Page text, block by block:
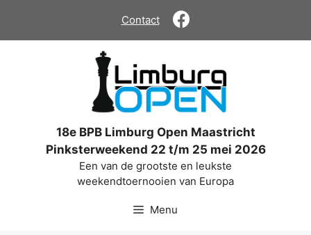
de
Contact
18e BPB Limburg Open Maastricht
Pinksterweekend 22 t/m 25 mei 2026
Een van de grootste en leukste
weekendtoernooien van Europa
Menu